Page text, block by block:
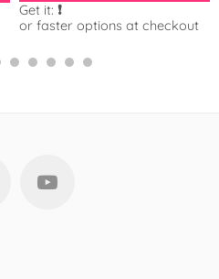
Get it: ❗️
or faster options at checkout